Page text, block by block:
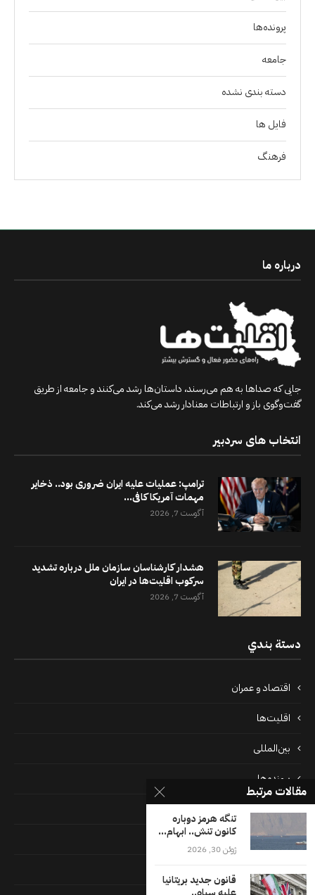
پرونده‌ها
جامعه
دسته بندی نشده
فايل ها
فرهنگ
درباره ما
جایی که صداها به هم می‌رسند، داستان‌ها رشد می‌کنند و جامعه از طریق
گفت‌وگوی باز و ارتباطات معنادار رشد می‌کند.
انتخاب های سردبیر
ترامپ: عملیات علیه ایران ضروری بود.. ذخایر
مهمات آمریکا کافی...
آگوست 7, 2026
هشدار کارشناسان سازمان ملل درباره تشدید
سرکوب اقلیت‌ها در ایران
آگوست 7, 2026
دستة بندي
اقتصاد و عمران
اقلیت‌ها
بین‌المللی
پرونده‌ها
جامعه
دسته بندی نشده
مقالات مرتبط
تنگه هرمز دوباره
کانون تنش.. ابهام...
ژوئن 30, 2026
قانون جدید بریتانیا